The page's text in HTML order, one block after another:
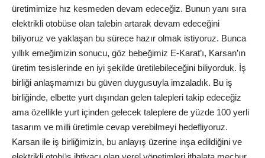
üretimimize hız kesmeden devam edeceğiz. Bunun yanı sıra
elektrikli otobüse olan talebin artarak devam edeceğini
biliyoruz ve yaklaşan bu sürece hazır olmak istiyoruz. Bunca
yıllık emeğimizin sonucu, göz bebeğimiz E-Karat’ı, Karsan’ın
üretim tesislerinde en iyi şekilde üretilebileceğini biliyorduk. İş
birliği anlaşmamızı bu güven duygusuyla imzaladık. Bu iş
birliğinde, elbette yurt dışından gelen talepleri takip edeceğiz
ama özellikle yurt içinden gelecek taleplere de yüzde 100 yerli
tasarım ve milli üretimle cevap verebilmeyi hedefliyoruz.
Karsan ile iş birliğimizin, bu anlayış üzerine inşa edildiğini ve